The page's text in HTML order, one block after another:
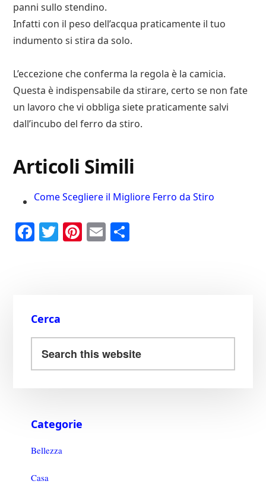
panni sullo stendino.
Infatti con il peso dell’acqua praticamente il tuo
indumento si stira da solo.
L’eccezione che conferma la regola è la camicia.
Questa è indispensabile da stirare, certo se non fate
un lavoro che vi obbliga siete praticamente salvi
dall’incubo del ferro da stiro.
Articoli Simili
Come Scegliere il Migliore Ferro da Stiro
Fa T Pi E
Cerca
Categorie
Bellezza
Casa